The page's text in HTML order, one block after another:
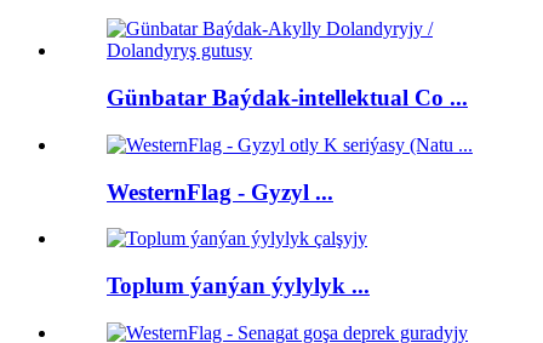
Günbatar Baýdak-intellektual Co ...
WesternFlag - Gyzyl ...
Toplum ýanýan ýylylyk ...